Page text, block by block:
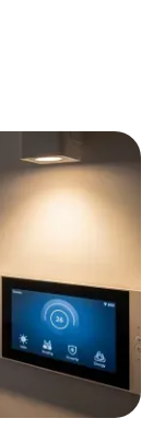
huis van een
intelligent
Waar
geleden nog
domotica
die
je